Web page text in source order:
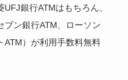
銀行ATMはもちろん、
ブン銀行ATM、ローソン
ATM）が利用手数料無料